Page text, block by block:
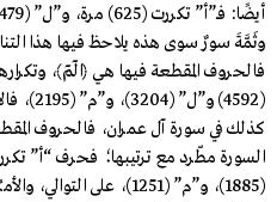
أيضًا: فـ”أ” تكررت (625) مرة، و”ل” (479)، و”م” (260) مرة، و”ر” (127) مرة.
وثَمَّةَ سورٌ سوى هذه يلاحظ فيها هذا
فالحروف المقطعة فيها هي ﴿الٓمٓ﴾،
(4592)
كذلك في سورة آل عمران، فالحروف
(1885)، و”م” (1251)، على